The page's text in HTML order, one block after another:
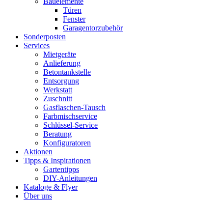
Türen
Fenster
Garagentorzubehör
Sonderposten
Services
Mietgeräte
Anlieferung
Betontankstelle
Entsorgung
Werkstatt
Zuschnitt
Gasflaschen-Tausch
Farbmischservice
Schlüssel-Service
Beratung
Konfiguratoren
Aktionen
Tipps & Inspirationen
Gartentipps
DIY-Anleitungen
Kataloge & Flyer
Über uns